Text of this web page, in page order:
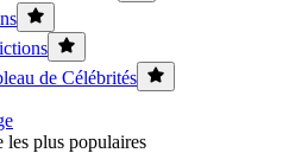
de Célébrités
les plus populaires